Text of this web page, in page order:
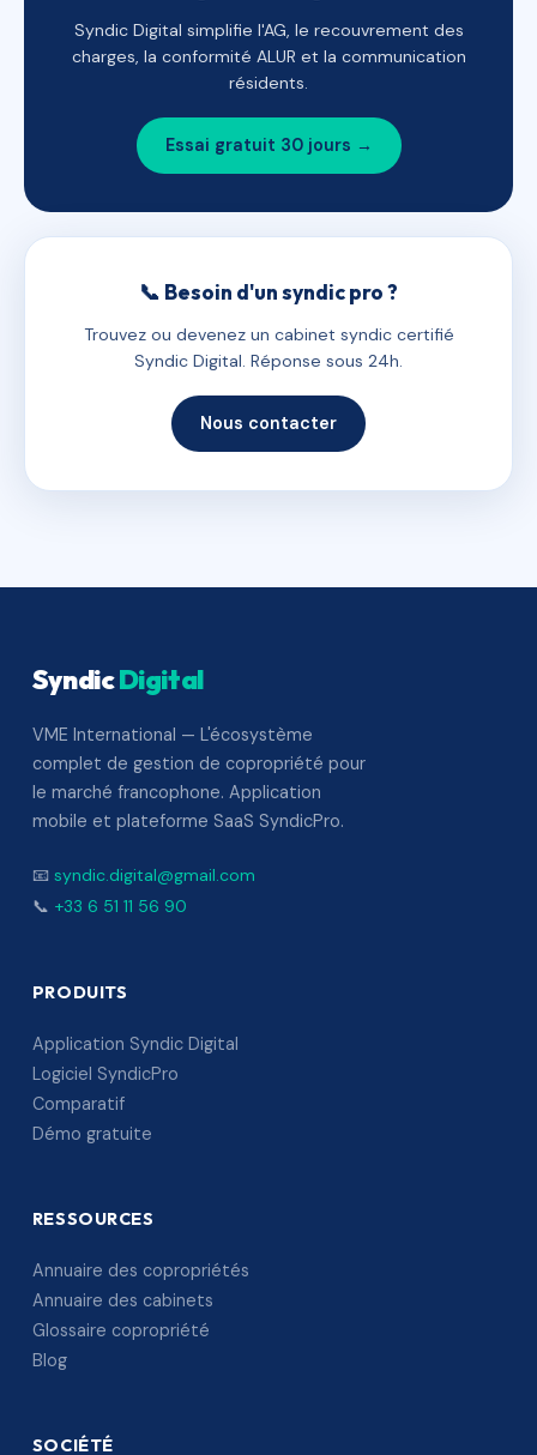
Syndic Digital simplifie l'AG, le recouvrement des
charges, la conformité ALUR et la communication
résidents.
Essai gratuit 30 jours →
📞 Besoin d'un syndic pro ?
Trouvez ou devenez un cabinet syndic certifié
Syndic Digital. Réponse sous 24h.
Nous contacter
SyndicDigital
VME International — L'écosystème
complet de gestion de copropriété pour
le marché francophone. Application
mobile et plateforme SaaS SyndicPro.
📧 syndic.digital@gmail.com
📞 +33 6 51 11 56 90
PRODUITS
Application Syndic Digital
Logiciel SyndicPro
Comparatif
Démo gratuite
RESSOURCES
Annuaire des copropriétés
Annuaire des cabinets
Glossaire copropriété
Blog
SOCIÉTÉ